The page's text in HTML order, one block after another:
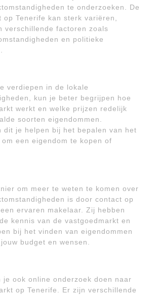
te onderzoeken. De
op Tenerife kan sterk variëren,
verschillende factoren zoals
en politieke
verdiepen in de lokale
kun je beter begrijpen hoe
werkt en welke prijzen redelijk
soorten eigendommen.
dit je helpen bij het bepalen van het
een eigendom te kopen of
om meer te weten te komen over
is door contact op
ervaren makelaar. Zij hebben
kennis van de vastgoedmarkt en
bij het vinden van eigendommen
budget en wensen.
je ook online onderzoek doen naar
op Tenerife. Er zijn verschillende